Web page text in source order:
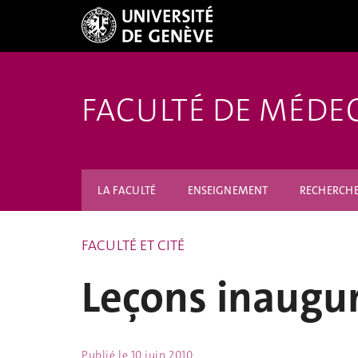
FACULTÉ DE
LA FACULTÉ ENSEIGNEMENT
FACULTÉ ET CITÉ
Leçons
Publié le 10 juin 2010